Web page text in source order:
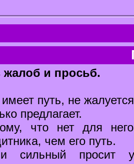
жалоб и просьб.
имеет путь, не
предлагает.
что нет для
чем его путь.
сильный просит